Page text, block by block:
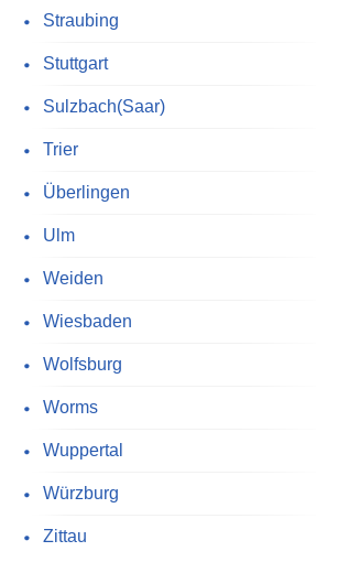
Straubing
Stuttgart
Sulzbach(Saar)
Trier
Überlingen
Ulm
Weiden
Wiesbaden
Wolfsburg
Worms
Wuppertal
Würzburg
Zittau